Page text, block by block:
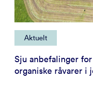
Aktuelt
Sju anbefalinger
organiske råvarer i